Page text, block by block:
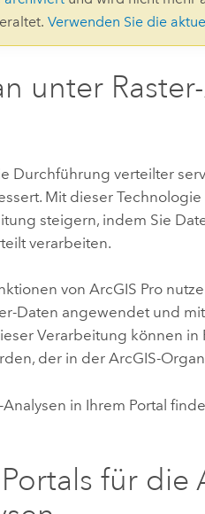
Alle Storys
Verwenden Sie die
unter
Durchführung verteilter
Mit dieser
steigern, indem Sie
verarbeiten.
vonArcGIS Pro
Daten angewendet und
Verarbeitung können in
der in der ArcGIS-
in Ihrem Portal
für die